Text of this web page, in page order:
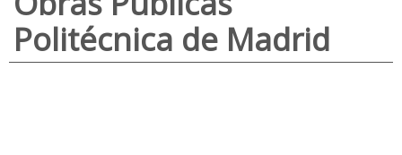
Politécnica de Madrid